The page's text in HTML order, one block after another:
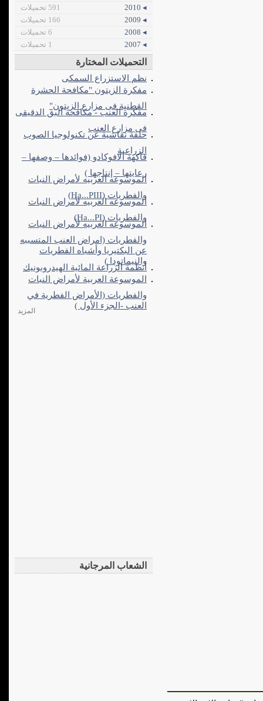
◂ 2010
591 تحميلات
◂ 2009
166 تحميلات
◂ 2008
6 تحميلات
◂ 2007
1 تحميلات
التحميلات المختارة
نظم الاستزراع السمكى
مفكرة الزيتون "مكافحة الحشرة
القطنية فى مزارع الزيتون"
مفكرة العنب - مكافحة البق الدقيقى
فى مزارع العنب
حلقة نقاشية عن تكنولوجيا الصوب
الزراعية
فاكهة الافوكادو (فوائدها – وصفها –
رعايتها – إنتاجها )
الموسوعه العربيه لأمراض النبات
والفطريات (Ha...PIII)
الموسوعه العربيه لأمراض النبات
والفطريات (Ha...PI)
الموسوعه العربيه لأمراض النبات
والفطريات (امراض العنب المتسببه
عن البكتيريا وأشباه الفطريات
والنيماتودا )
أنظمة الزراعة المائية الهيدروبونيك
الموسوعة العربية لأمراض النبات
والفطريات (الأمراض الفطرية في
العنب -الجزء الأول )
المزيد
الشعاب المرجانية